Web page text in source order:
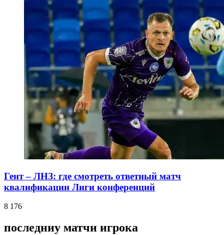
Гент – ЛНЗ: где смотреть ответный матч
квалификации Лиги конференций
8 176
последниу матчи игрока